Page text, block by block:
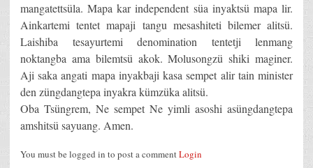
mangatettsüla. Mapa kar independent süa inyaktsü mapa lir.
Ainkartemi tentet mapaji tangu mesashiteti bilemer alitsü.
Laishiba tesayurtemi denomination tentetji lenmang
noktangba ama bilemtsü akok. Molusongzü shiki maginer.
Aji saka angati mapa inyakbaji kasa sempet alir tain minister
den züngdangtepa inyakra kümzüka alitsü.
Oba Tsüngrem, Ne sempet Ne yimli asoshi asüngdangtepa
amshitsü sayuang. Amen.
You must be logged in to post a commentLogin